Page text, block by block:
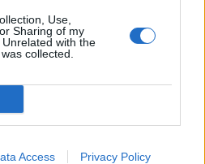
Use,
Sharing of my
with the
collected.
Access Privacy Policy
излязоха в